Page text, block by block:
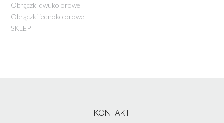
Obrączki dwukolorowe
Obrączki jednokolorowe
SKLEP
KONTAKT